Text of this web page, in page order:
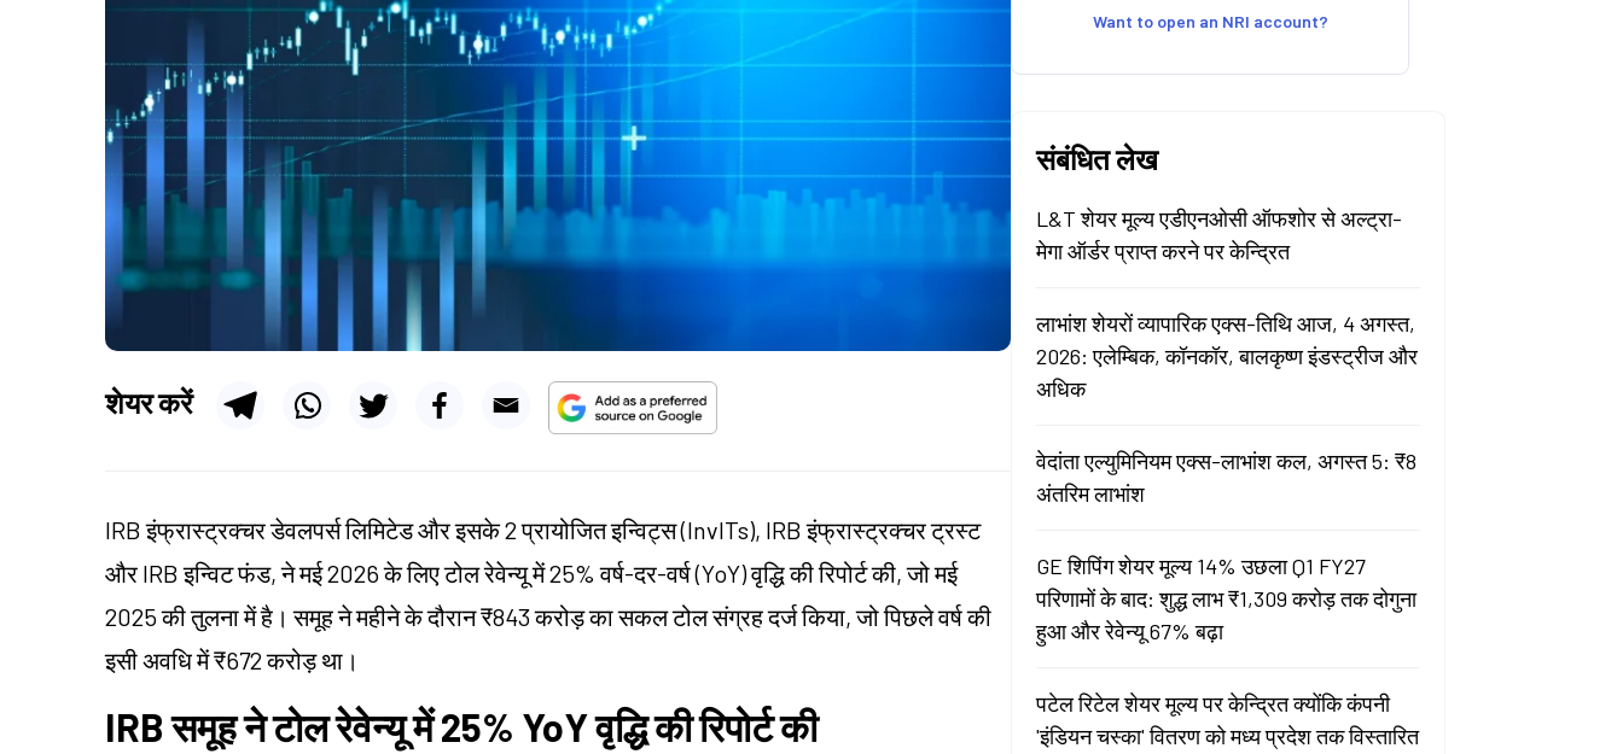
शेयर करें
IRB इंफ्रास्ट्रक्चर डेवलपर्स लिमिटेड और इसके 2 प्रायोजित इन्विट्स (InvITs), IRB इंफ्रास्ट्रक्चर ट्रस्ट
और IRB इन्विट फंड, ने मई 2026 के लिए टोल रेवेन्यू में 25% वर्ष-दर-वर्ष (YoY) वृद्धि की रिपोर्ट की, जो मई
2025 की तुलना में है। समूह ने महीने के दौरान ₹843 करोड़ का सकल टोल संग्रह दर्ज किया, जो पिछले वर्ष की
इसी अवधि में ₹672 करोड़ था।
IRB समूह ने टोल रेवेन्यू में 25% YoY वृद्धि की रिपोर्ट की
Want to open an NRI account?
संबंधित लेख
L&T शेयर मूल्य एडीएनओसी ऑफशोर से अल्ट्रा-
मेगा ऑर्डर प्राप्त करने पर केन्द्रित
लाभांश शेयरों व्यापारिक एक्स-तिथि आज, 4 अगस्त,
2026: एलेम्बिक, कॉनकॉर, बालकृष्ण इंडस्ट्रीज और
अधिक
वेदांता एल्युमिनियम एक्स-लाभांश कल, अगस्त 5: ₹8
अंतरिम लाभांश
GE शिपिंग शेयर मूल्य 14% उछला Q1 FY27
परिणामों के बाद: शुद्ध लाभ ₹1,309 करोड़ तक दोगुना
हुआ और रेवेन्यू 67% बढ़ा
पटेल रिटेल शेयर मूल्य पर केन्द्रित क्योंकि कंपनी
'इंडियन चस्का' वितरण को मध्य प्रदेश तक विस्तारित